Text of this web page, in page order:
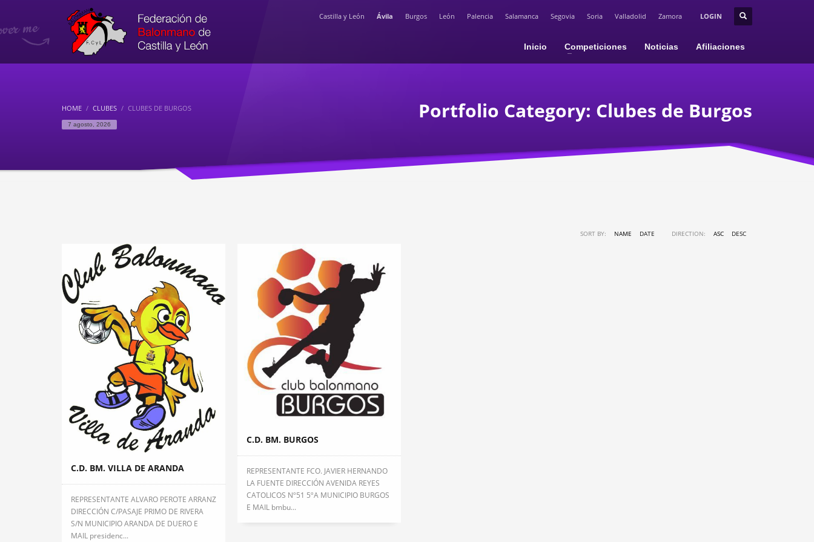
Castilla y León Ávila Burgos León Palencia Salamanca Segovia Soria Valladolid Zamora LOGIN
Inicio Competiciones Noticias Afiliaciones
HOME CLUBES CLUBES DE BURGOS
7 agosto, 2026
Portfolio Category: Clubes de Burgos
SORT BY: NAME DATE DIRECTION: ASC DESC
C.D. BM. VILLA DE ARANDA
REPRESENTANTE ALVARO PEROTE ARRANZ
DIRECCIÓN C/PASAJE PRIMO DE RIVERA
S/N MUNICIPIO ARANDA DE DUERO E
MAIL presidenc...
C.D. BM. BURGOS
REPRESENTANTE FCO. JAVIER HERNANDO
LA FUENTE DIRECCIÓN AVENIDA REYES
CATOLICOS Nº51 5ºA MUNICIPIO BURGOS
E MAIL bmbu...